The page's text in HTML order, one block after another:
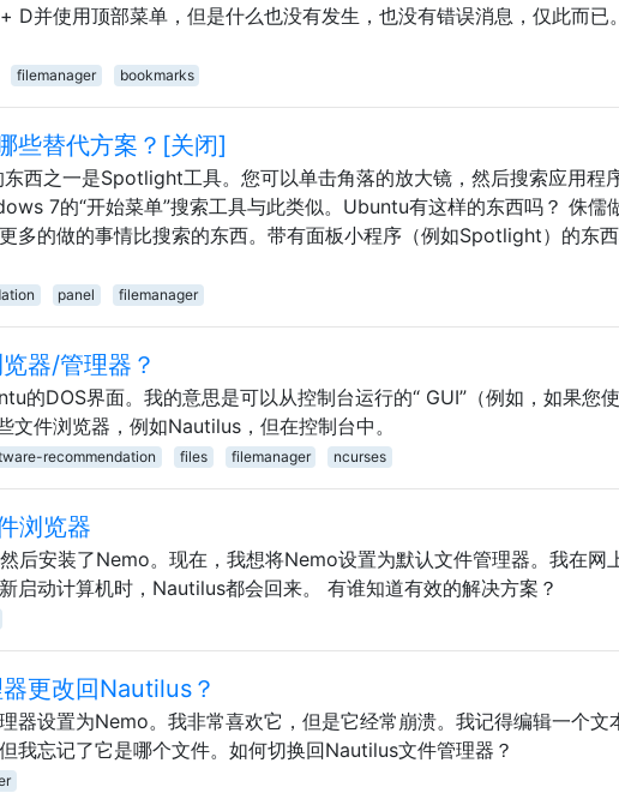
D并使用顶部菜单，但是什么也没有发生，也没有错误消息，仅此而已
filemanager bookmarks
些替代方案？[关闭]
西之一是Spotlight工具。您可以单击角落的放大镜，然后搜索应用程
7的“开始菜单”搜索工具与此类似。Ubuntu有这样的东西吗？ 侏儒
多的做的事情比搜索的东西。带有面板小程序（例如Spotlight）的东
panel filemanager
器/管理器？
的DOS界面。我的意思是可以从控制台运行的“ GUI”（例如，如果您
件浏览器，例如Nautilus，但在控制台中。
recommendation files filemanager ncurses
浏览器
后安装了Nemo。现在，我想将Nemo设置为默认文件管理器。我在网
启动计算机时，Nautilus都会回来。 有谁知道有效的解决方案？
更改回Nautilus？
器设置为Nemo。我非常喜欢它，但是它经常崩溃。我记得编辑一个文
我忘记了它是哪个文件。如何切换回Nautilus文件管理器？